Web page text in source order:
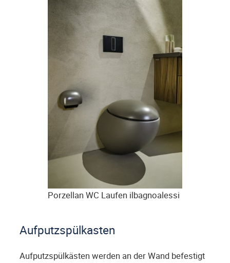
Porzellan WC Laufen ilbagnoalessi
Aufputzspülkasten
Aufputzspülkästen werden an der Wand befestigt